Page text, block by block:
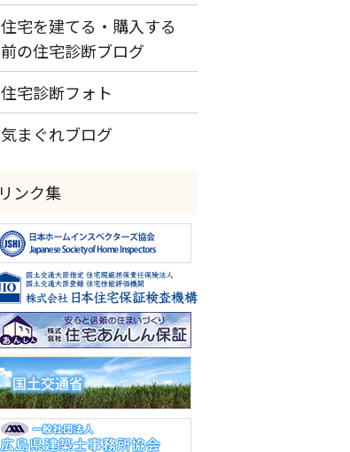
住宅を建てる・購入する
前の住宅診断ブログ
住宅診断フォト
気まぐれブログ